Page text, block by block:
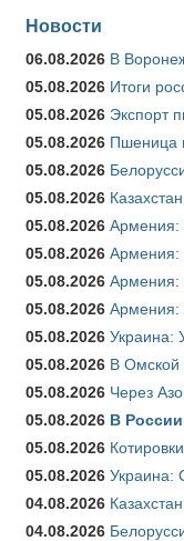
Новости
06.08.2026 В
05.08.2026 Итоги
05.08.2026 Экспорт
05.08.2026 Пшеница
05.08.2026
05.08.2026
05.08.2026 Армения:
05.08.2026 Армения:
05.08.2026 Армения:
05.08.2026 Армения:
05.08.2026 Украина:
05.08.2026 В Омской
05.08.2026 Через
05.08.2026 В
05.08.2026
05.08.2026 Украина:
04.08.2026
04.08.2026